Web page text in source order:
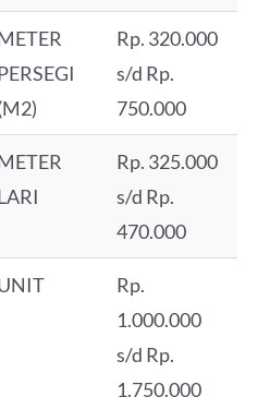
Rp. 320.000
s/d Rp.
750.000
Rp. 325.000
s/d Rp.
470.000
Rp.
1.000.000
s/d Rp.
1.750.000